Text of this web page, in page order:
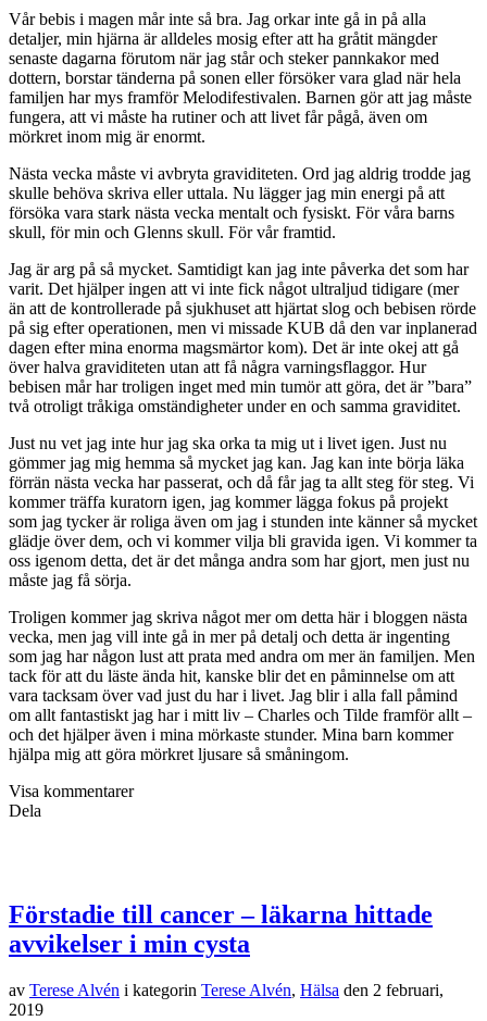
Vår bebis i magen mår inte så bra. Jag orkar inte gå in på alla
detaljer, min hjärna är alldeles mosig efter att ha gråtit mängder
senaste dagarna förutom när jag står och steker pannkakor med
dottern, borstar tänderna på sonen eller försöker vara glad när hela
familjen har mys framför Melodifestivalen. Barnen gör att jag måste
fungera, att vi måste ha rutiner och att livet får pågå, även om
mörkret inom mig är enormt.
Nästa vecka måste vi avbryta graviditeten. Ord jag aldrig trodde jag
skulle behöva skriva eller uttala. Nu lägger jag min energi på att
försöka vara stark nästa vecka mentalt och fysiskt. För våra barns
skull, för min och Glenns skull. För vår framtid.
Jag är arg på så mycket. Samtidigt kan jag inte påverka det som har
varit. Det hjälper ingen att vi inte fick något ultraljud tidigare (mer
än att de kontrollerade på sjukhuset att hjärtat slog och bebisen rörde
på sig efter operationen, men vi missade KUB då den var inplanerad
dagen efter mina enorma magsmärtor kom). Det är inte okej att gå
över halva graviditeten utan att få några varningsflaggor. Hur
bebisen mår har troligen inget med min tumör att göra, det är ”bara”
två otroligt tråkiga omständigheter under en och samma graviditet.
Just nu vet jag inte hur jag ska orka ta mig ut i livet igen. Just nu
gömmer jag mig hemma så mycket jag kan. Jag kan inte börja läka
förrän nästa vecka har passerat, och då får jag ta allt steg för steg. Vi
kommer träffa kuratorn igen, jag kommer lägga fokus på projekt
som jag tycker är roliga även om jag i stunden inte känner så mycket
glädje över dem, och vi kommer vilja bli gravida igen. Vi kommer ta
oss igenom detta, det är det många andra som har gjort, men just nu
måste jag få sörja.
Troligen kommer jag skriva något mer om detta här i bloggen nästa
vecka, men jag vill inte gå in mer på detalj och detta är ingenting
som jag har någon lust att prata med andra om mer än familjen. Men
tack för att du läste ända hit, kanske blir det en påminnelse om att
vara tacksam över vad just du har i livet. Jag blir i alla fall påmind
om allt fantastiskt jag har i mitt liv – Charles och Tilde framför allt –
och det hjälper även i mina mörkaste stunder. Mina barn kommer
hjälpa mig att göra mörkret ljusare så småningom.
Visa kommentarer
Dela
Förstadie till cancer – läkarna hittade
avvikelser i min cysta
av Terese Alvén i kategorin Terese Alvén, Hälsa den 2 februari,
2019